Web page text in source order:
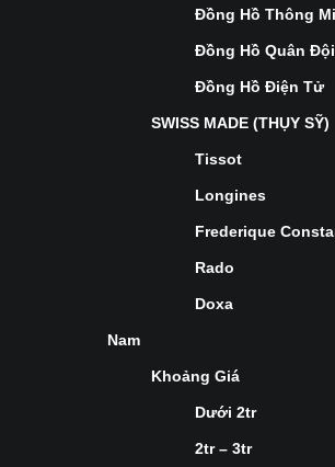
Đồng Hồ Thông
Đồng Hồ Quân Đội
Đồng Hồ Điện Tử
SWISS MADE (THỤY SỸ)
Tissot
Longines
Frederique
Rado
Doxa
Nam
Khoảng Giá
Dưới 2tr
2tr – 3tr